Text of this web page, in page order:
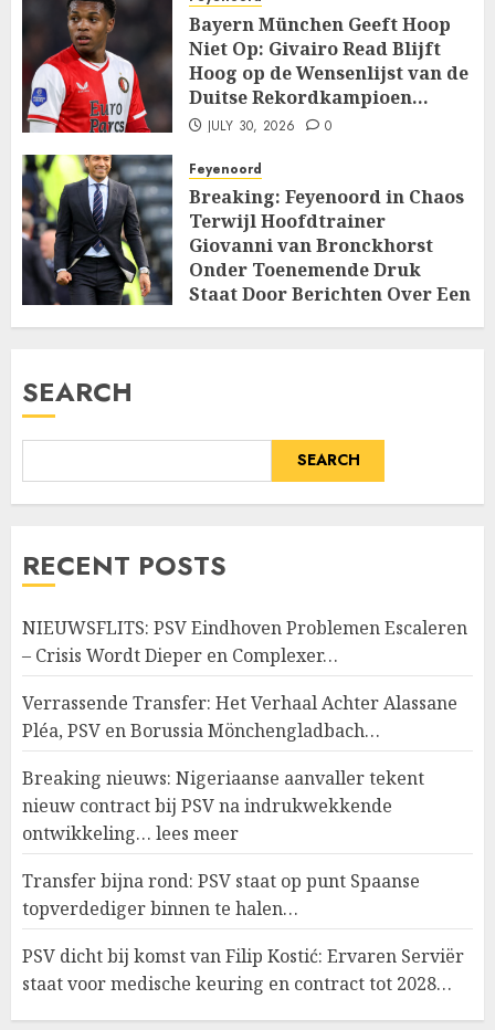
Bayern München Geeft Hoop
Niet Op: Givairo Read Blijft
Hoog op de Wensenlijst van de
Duitse Rekordkampioen…
JULY 30, 2026 0
Feyenoord
Breaking: Feyenoord in Chaos
Terwijl Hoofdtrainer
Giovanni van Bronckhorst
Onder Toenemende Druk
Staat Door Berichten Over Een
SEARCH
SEARCH
RECENT POSTS
NIEUWSFLITS: PSV Eindhoven Problemen Escaleren
– Crisis Wordt Dieper en Complexer…
Verrassende Transfer: Het Verhaal Achter Alassane
Pléa, PSV en Borussia Mönchengladbach…
Breaking nieuws: Nigeriaanse aanvaller tekent
nieuw contract bij PSV na indrukwekkende
ontwikkeling… lees meer
Transfer bijna rond: PSV staat op punt Spaanse
topverdediger binnen te halen…
PSV dicht bij komst van Filip Kostić: Ervaren Serviër
staat voor medische keuring en contract tot 2028…